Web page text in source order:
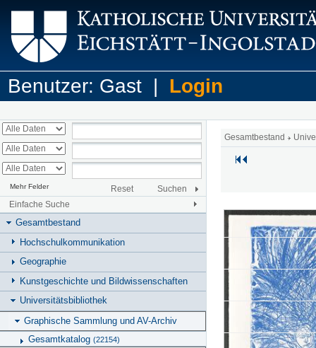
Benutzer: Gast | Login
Mehr Felder Reset
Suchen
Einfache Suche
Gesamtbestand
Hochschulkommunikation
Geographie
Kunstgeschichte und Bildwissenschaften
Universitätsbibliothek
Graphische Sammlung und AV-Archiv
Gesamtkatalog (22154)
Gesamtbestand